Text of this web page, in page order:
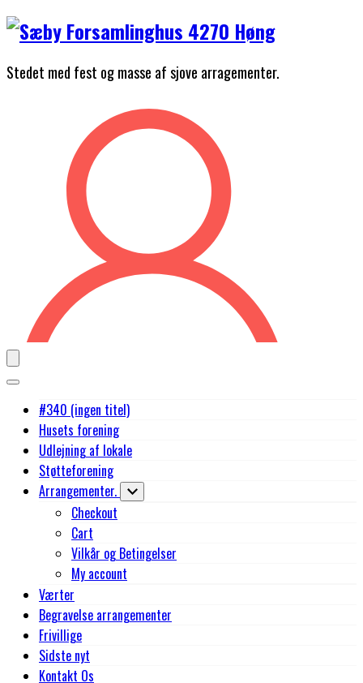
Skip
content
Stedet med fest og masse af sjove arragementer.
#340 (ingen titel)
Husets forening
Udlejning af lokale
Støtteforening
Arrangementer.
Checkout
Cart
Vilkår og Betingelser
My account
Værter
Begravelse arrangementer
Frivillige
Sidste nyt
Kontakt Os